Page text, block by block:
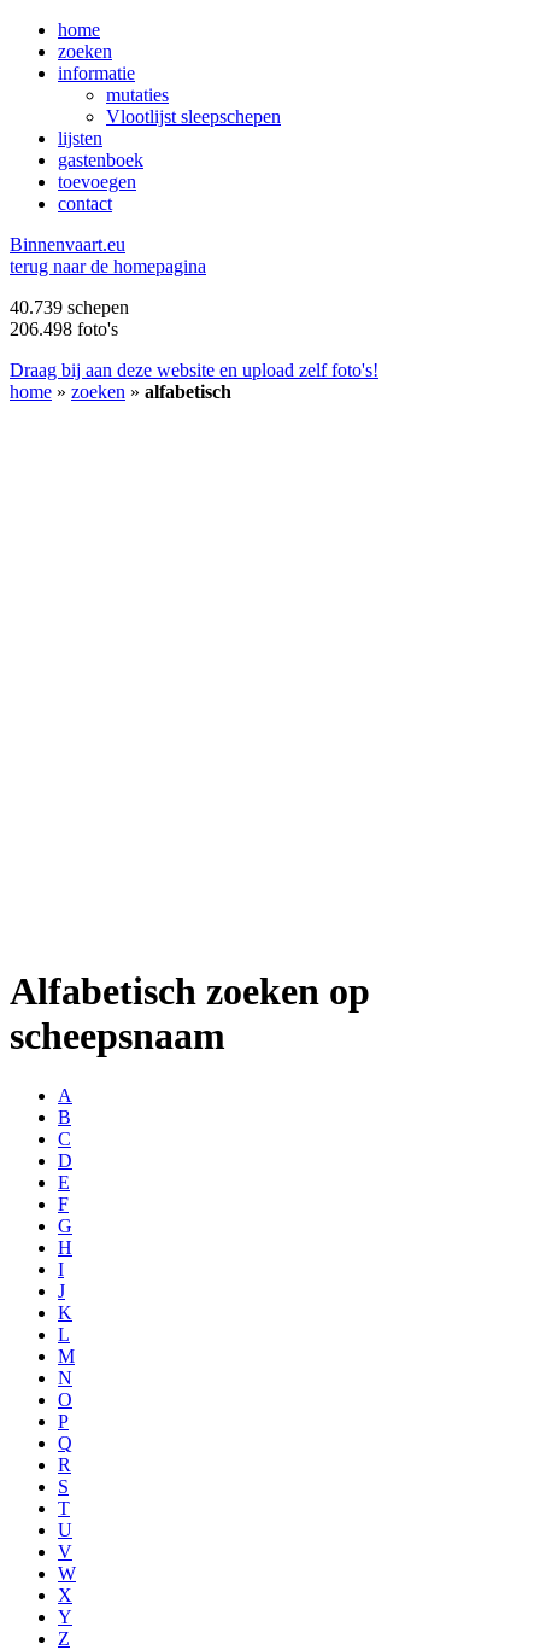
home
zoeken
informatie
mutaties
Vlootlijst sleepschepen
lijsten
gastenboek
toevoegen
contact
Binnenvaart.eu
terug naar de homepagina
40.739 schepen
206.498 foto's
Draag bij aan deze website en upload zelf foto's!
home » zoeken » alfabetisch
Alfabetisch zoeken op
scheepsnaam
A
B
C
D
E
F
G
H
I
J
K
L
M
N
O
P
Q
R
S
T
U
V
W
X
Y
Z